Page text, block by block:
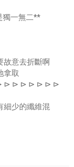
獨一無二**
故意去折斷啊
拿取
⊳ ⊳ ⊳ ⊳ ⊳ ⊳ ⊳
細少的纖維混